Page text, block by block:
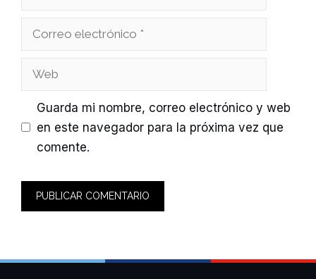
Correo
Web
Guarda mi nombre, correo electrónico y web
en este navegador para la próxima vez que
comente.